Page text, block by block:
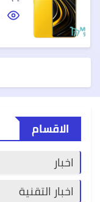
الاقسام
اخبار
اخبار التقنية